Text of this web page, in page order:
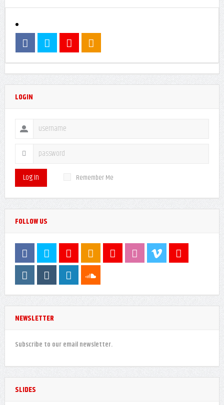
LOGIN
Log In Remember Me
FOLLOW US
NEWSLETTER
Subscribe to our email newsletter.
SLIDES